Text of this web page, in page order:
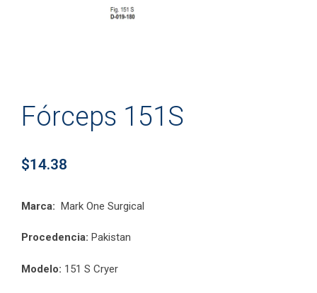
Fórceps 151S
$14.38
Marca: Mark One Surgical
Procedencia: Pakistan
Modelo: 151 S Cryer